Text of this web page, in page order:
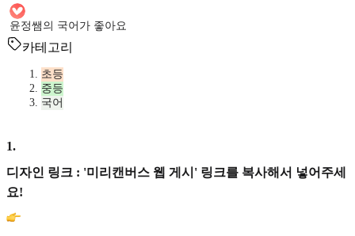
윤정쌤의 국어가 좋아요
카테고리
초등
중등
국어
1.
디자인 링크 : '미리캔버스 웹 게시' 링크를 복사해서 넣어주세
요!